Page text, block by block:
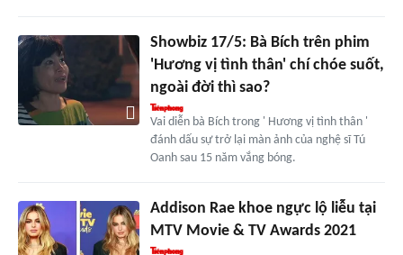
Showbiz 17/5: Bà Bích trên phim
'Hương vị tình thân' chí chóe suốt,
ngoài đời thì sao?
Vai diễn bà Bích trong ' Hương vị tình thân '
đánh dấu sự trở lại màn ảnh của nghệ sĩ Tú
Oanh sau 15 năm vắng bóng.
Addison Rae khoe ngực lộ liễu tại
MTV Movie & TV Awards 2021